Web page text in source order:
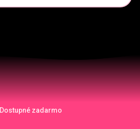
Dostupné zadarmo